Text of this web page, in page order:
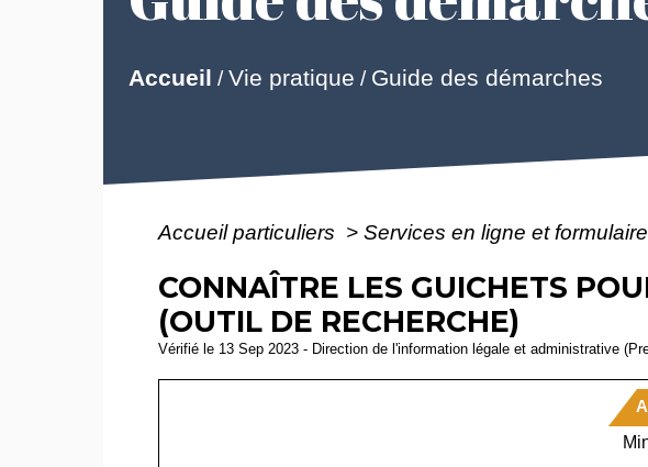
Accueil /Vie pratique / Guide des démarches
Accueil particuliers > Services en ligne et
CONNAÎTRE LES GUICHETS
(OUTIL DE RECHERCHE)
Vérifié le 13 Sep 2023 - Direction de l'information légale et administrative